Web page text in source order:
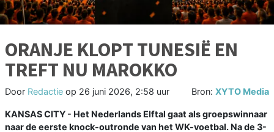
ORANJE KLOPT TUNESIË EN
TREFT NU MAROKKO
Door Redactie op 26 juni 2026, 2:58 uur Bron: XYTO Media
KANSAS CITY - Het Nederlands Elftal gaat als groepswinnaar
naar de eerste knock-outronde van het WK-voetbal. Na de 3-